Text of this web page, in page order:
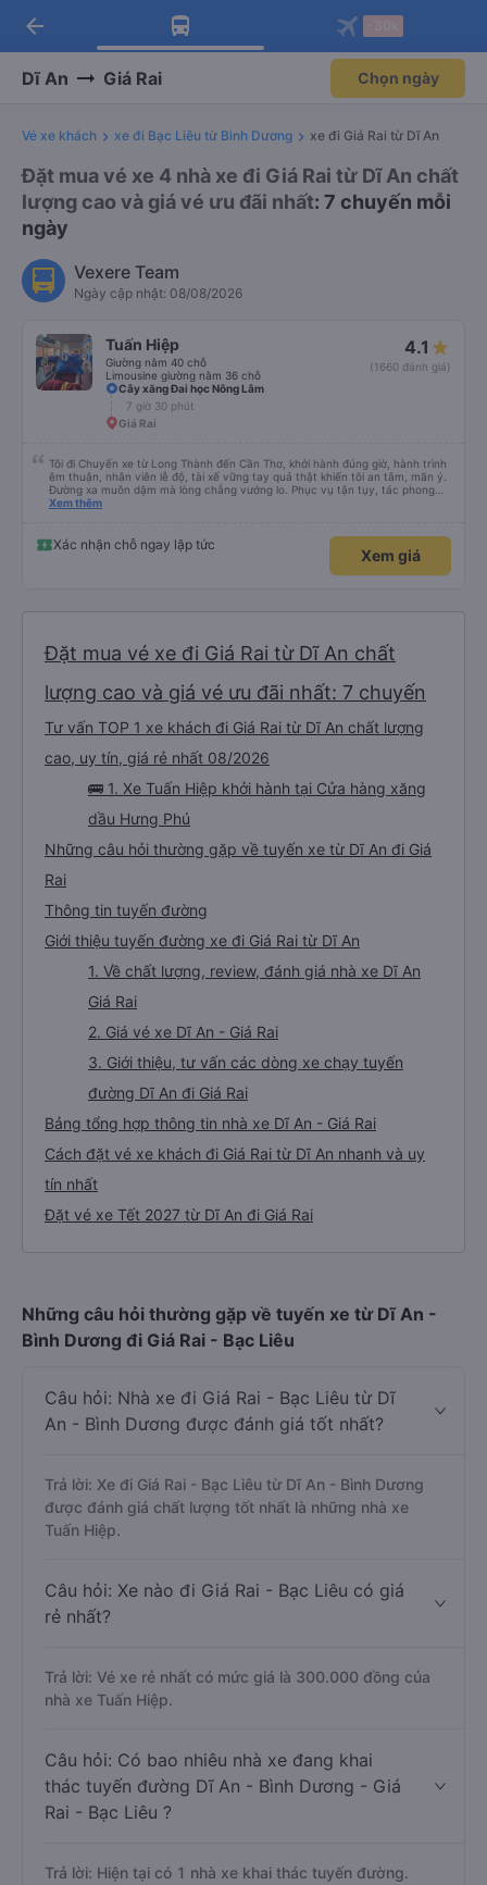
Tải app Vexere ngay!
Nhận ưu đãi thành viên độc
Mở app
Tải app Vexere
-30k/ghế khi đặt vé máy bay qua
Mở app
arrow_back
Dĩ An Giá Rai Chọn ngày
Vé xe khách xe đi Bạc Liêu từ Bình Dương xe đi Giá Rai từ Dĩ An
Đặt mua vé xe 4 nhà xe đi Giá Rai từ Dĩ An chất
lượng cao và giá vé ưu đãi nhất: 7 chuyến mỗi
ngày
Vexere Team
Ngày cập nhật: 08/08/2026
Tuấn Hiệp
Giường nằm 40 chỗ
Limousine giường nằm 36 chỗ
4.1
(1660 đánh giá)
Cây xăng Đai học Nông Lâm
7 giờ 30 phút
Giá Rai
Tôi đi Chuyến xe từ Long Thành đến Cần Thơ, khởi hành đúng giờ, hành trình
êm thuận, nhân viên lễ độ, tài xế vững tay quả thật khiến tôi an tâm, mãn ý.
Đường xa muôn dặm mà lòng chẳng vướng lo. Phục vụ tận tụy, tác phong
nghiêm cẩn, hiếm thấy giữa thời buổi kim tiền vội vã. Xã hội loạn đạo. Xin gửi
Xem thêm
Xác nhận chỗ ngay lập tức
Xem giá
Đặt mua vé xe đi Giá Rai từ Dĩ An chất
lượng cao và giá vé ưu đãi nhất: 7 chuyến
Tư vấn TOP 1 xe khách đi Giá Rai từ Dĩ An chất lượng
cao, uy tín, giá rẻ nhất 08/2026
🚌 1. Xe Tuấn Hiệp khởi hành tại Cửa hàng xăng
dầu Hưng Phú
Những câu hỏi thường gặp về tuyến xe từ Dĩ An đi Giá
Rai
Thông tin tuyến đường
Giới thiệu tuyến đường xe đi Giá Rai từ Dĩ An
1. Về chất lượng, review, đánh giá nhà xe Dĩ An
Giá Rai
2. Giá vé xe Dĩ An - Giá Rai
3. Giới thiệu, tư vấn các dòng xe chạy tuyến
đường Dĩ An đi Giá Rai
Bảng tổng hợp thông tin nhà xe Dĩ An - Giá Rai
Cách đặt vé xe khách đi Giá Rai từ Dĩ An nhanh và uy
tín nhất
Đặt vé xe Tết 2027 từ Dĩ An đi Giá Rai
Những câu hỏi thường gặp về tuyến xe từ Dĩ An -
Bình Dương đi Giá Rai - Bạc Liêu
Câu hỏi: Nhà xe đi Giá Rai - Bạc Liêu từ Dĩ
An - Bình Dương được đánh giá tốt nhất?
Trả lời: Xe đi Giá Rai - Bạc Liêu từ Dĩ An - Bình Dương
được đánh giá chất lượng tốt nhất là những nhà xe
Tuấn Hiệp.
Câu hỏi: Xe nào đi Giá Rai - Bạc Liêu có giá
rẻ nhất?
Trả lời: Vé xe rẻ nhất có mức giá là 300.000 đồng của
nhà xe Tuấn Hiệp.
Câu hỏi: Có bao nhiêu nhà xe đang khai
thác tuyến đường Dĩ An - Bình Dương - Giá
Rai - Bạc Liêu ?
Trả lời: Hiện tại có 1 nhà xe khai thác tuyến đường.